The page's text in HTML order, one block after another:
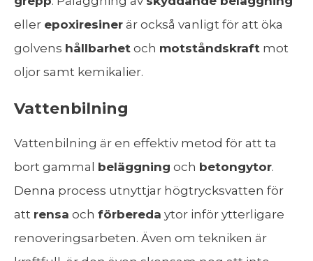
eller epoxiresiner är också vanligt för att öka
golvens hållbarhet och motståndskraft mot
oljor samt kemikalier.
Vattenbilning
Vattenbilning är en effektiv metod för att ta
bort gammal beläggning och betongytor.
Denna process utnyttjar högtrycksvatten för
att rensa och förbereda ytor inför ytterligare
renoveringsarbeten. Även om tekniken är